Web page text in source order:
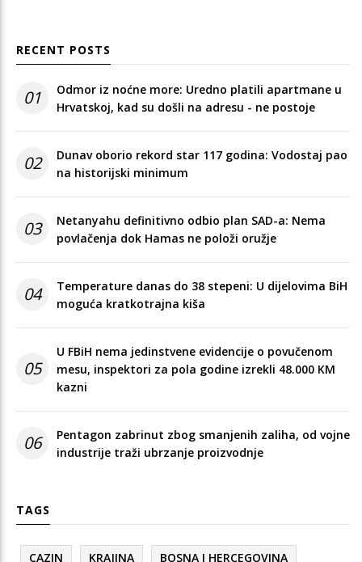
RECENT POSTS
01
Odmor iz noćne more: Uredno platili apartmane u
Hrvatskoj, kad su došli na adresu - ne postoje
02
Dunav oborio rekord star 117 godina: Vodostaj pao
na historijski minimum
03
Netanyahu definitivno odbio plan SAD-a: Nema
povlačenja dok Hamas ne položi oružje
04
Temperature danas do 38 stepeni: U dijelovima BiH
moguća kratkotrajna kiša
05
U FBiH nema jedinstvene evidencije o povučenom
mesu, inspektori za pola godine izrekli 48.000 KM
kazni
06
Pentagon zabrinut zbog smanjenih zaliha, od vojne
industrije traži ubrzanje proizvodnje
TAGS
CAZIN KRAJINA BOSNA I HERCEGOVINA